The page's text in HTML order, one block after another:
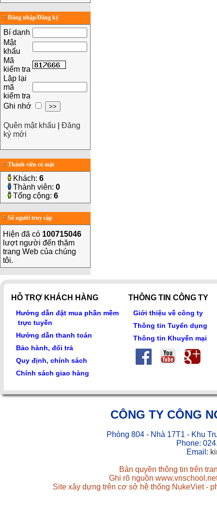
Đăng nhập/Đăng ký
Bí danh
Mật
khẩu
Mã
kiểm tra
Lặp lại
mã
kiểm tra
Ghi nhớ
Quên mật khẩu
Đăng
ký mới
Thành viên có mặt
Khách: 6
Thành viên: 0
Tổng cộng: 6
Số người truy cập
Hiện đã có 100715046
lượt người đến thăm
trang Web của chúng
tôi.
HỖ TRỢ KHÁCH HÀNG
Hướng dẫn đặt mua phần mềm
trực tuyến
Hướng dẫn thanh toán
Bảo hành, đổi trả
Quy định, chính sách
Chính sách giao hàng
THÔNG TIN CÔNG TY
Giới thiệu về công ty
Thông tin Tuyển dụng
Thông tin Khuyến mại
CÔNG TY CÔNG
Phòng 804 - Nhà 17T1 - Khu
Phone:
Email:
Bản quyền thông tin trên
Ghi rõ nguồn
Site xây dựng trên cơ sở hệ thống NukeViet -